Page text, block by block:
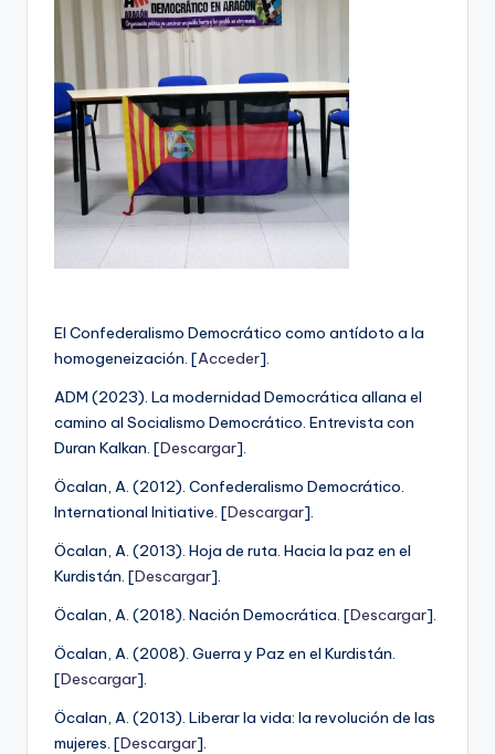
o
El Confederalismo Democrático como antídoto a la
homogeneización. [Acceder].
ADM (2023). La modernidad Democrática allana el
camino al Socialismo Democrático. Entrevista con
Duran Kalkan. [Descargar].
Öcalan, A. (2012). Confederalismo Democrático.
International Initiative. [Descargar].
Öcalan, A. (2013). Hoja de ruta. Hacia la paz en el
Kurdistán. [Descargar].
Öcalan, A. (2018). Nación Democrática. [Descargar].
Öcalan, A. (2008). Guerra y Paz en el Kurdistán.
[Descargar].
Öcalan, A. (2013). Liberar la vida: la revolución de las
mujeres. [Descargar].